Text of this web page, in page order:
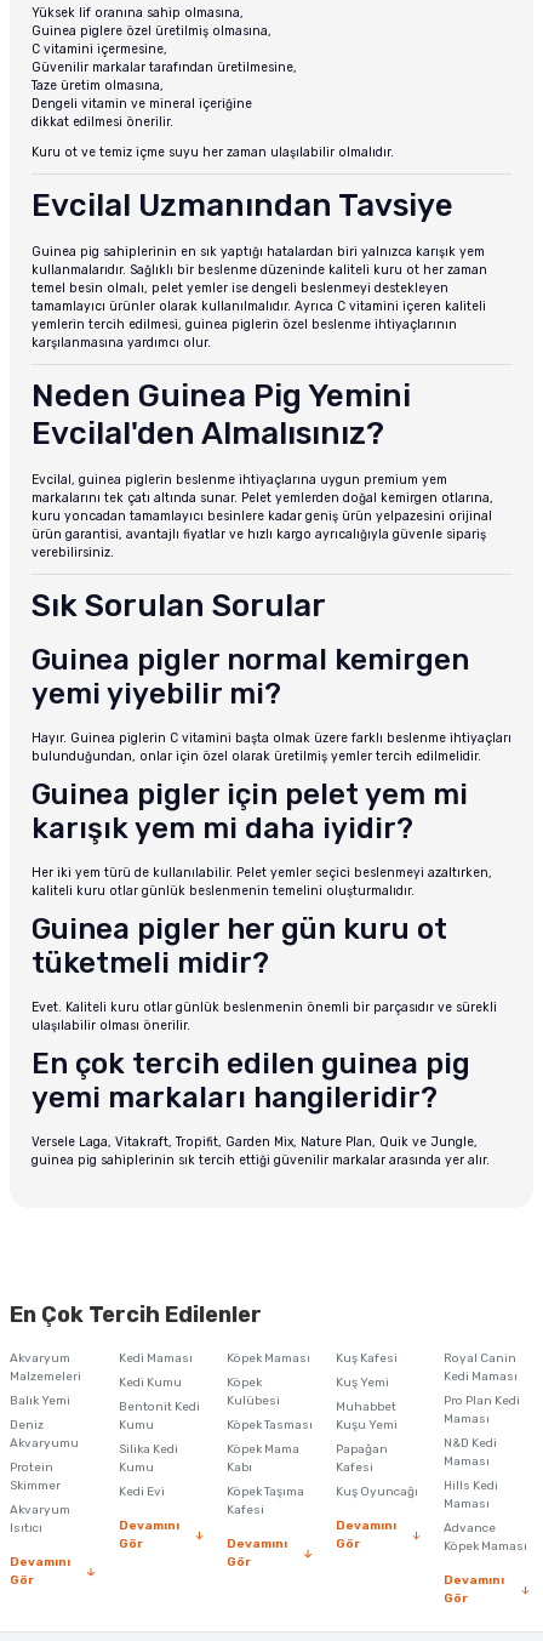
Yüksek lif oranına sahip olmasına,
Guinea piglere özel üretilmiş olmasına,
C vitamini içermesine,
Güvenilir markalar tarafından üretilmesine,
Taze üretim olmasına,
Dengeli vitamin ve mineral içeriğine
dikkat edilmesi önerilir.
Kuru ot ve temiz içme suyu her zaman ulaşılabilir olmalıdır.
Evcilal Uzmanından Tavsiye
Guinea pig sahiplerinin en sık yaptığı hatalardan biri yalnızca karışık yem
kullanmalarıdır. Sağlıklı bir beslenme düzeninde kaliteli kuru ot her zaman
temel besin olmalı, pelet yemler ise dengeli beslenmeyi destekleyen
tamamlayıcı ürünler olarak kullanılmalıdır. Ayrıca C vitamini içeren kaliteli
yemlerin tercih edilmesi, guinea piglerin özel beslenme ihtiyaçlarının
karşılanmasına yardımcı olur.
Neden Guinea Pig Yemini
Evcilal'den Almalısınız?
Evcilal, guinea piglerin beslenme ihtiyaçlarına uygun premium yem
markalarını tek çatı altında sunar. Pelet yemlerden doğal kemirgen otlarına,
kuru yoncadan tamamlayıcı besinlere kadar geniş ürün yelpazesini orijinal
ürün garantisi, avantajlı fiyatlar ve hızlı kargo ayrıcalığıyla güvenle sipariş
verebilirsiniz.
Sık Sorulan Sorular
Guinea pigler normal kemirgen
yemi yiyebilir mi?
Hayır. Guinea piglerin C vitamini başta olmak üzere farklı beslenme ihtiyaçları
bulunduğundan, onlar için özel olarak üretilmiş yemler tercih edilmelidir.
Guinea pigler için pelet yem mi
karışık yem mi daha iyidir?
Her iki yem türü de kullanılabilir. Pelet yemler seçici beslenmeyi azaltırken,
kaliteli kuru otlar günlük beslenmenin temelini oluşturmalıdır.
Guinea pigler her gün kuru ot
tüketmeli midir?
Evet. Kaliteli kuru otlar günlük beslenmenin önemli bir parçasıdır ve sürekli
ulaşılabilir olması önerilir.
En çok tercih edilen guinea pig
yemi markaları hangileridir?
Versele Laga, Vitakraft, Tropifit, Garden Mix, Nature Plan, Quik ve Jungle,
guinea pig sahiplerinin sık tercih ettiği güvenilir markalar arasında yer alır.
En Çok Tercih Edilenler
Akvaryum
Malzemeleri
Balık Yemi
Deniz
Akvaryumu
Protein
Skimmer
Akvaryum
Isıtıcı
Devamını
Gör
Kedi Maması
Kedi Kumu
Bentonit Kedi
Kumu
Silika Kedi
Kumu
Kedi Evi
Devamını
Gör
Köpek Maması
Köpek
Kulübesi
Köpek Tasması
Köpek Mama
Kabı
Köpek Taşıma
Kafesi
Devamını
Gör
Kuş Kafesi
Kuş Yemi
Muhabbet
Kuşu Yemi
Papağan
Kafesi
Kuş Oyuncağı
Devamını
Gör
Royal Canin
Kedi Maması
Pro Plan Kedi
Maması
N&D Kedi
Maması
Hills Kedi
Maması
Advance
Köpek Maması
Devamını
Gör